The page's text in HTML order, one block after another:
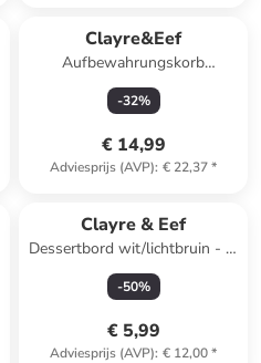
Clayre&Eef
Aufbewahrungskorb
''Konijntje'' wit - (B)14 x (H)39
x (D)12 cm
-32%
€ 14,99
Adviesprijs (AVP): € 22,37*
Clayre & Eef
Dessertbord wit/lichtbruin - Ø
20 cm
-50%
€ 5,99
Adviesprijs (AVP): € 12,00*